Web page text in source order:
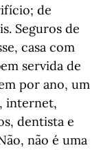
de
Seguros de
casa com
servida de
por ano, um
internet,
dentista e
não é uma